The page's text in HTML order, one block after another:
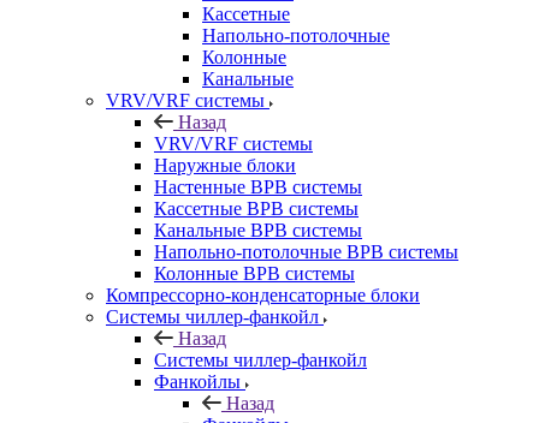
Кассетные
Напольно-потолочные
Колонные
Канальные
VRV/VRF системы
Назад
VRV/VRF системы
Наружные блоки
Настенные ВРВ системы
Кассетные ВРВ системы
Канальные ВРВ системы
Напольно-потолочные ВРВ системы
Колонные ВРВ системы
Компрессорно-конденсаторные блоки
Системы чиллер-фанкойл
Назад
Системы чиллер-фанкойл
Фанкойлы
Назад